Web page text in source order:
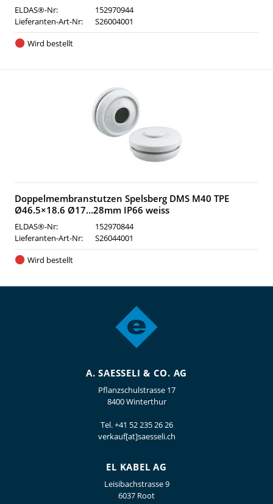
ELDAS®-Nr:
152970944
Lieferanten-Art-Nr:
S26004001
Wird bestellt
Doppelmembranstutzen Spelsberg DMS M40 TPE
Ø46.5×18.6 Ø17…28mm IP66 weiss
ELDAS®-Nr:
152970844
Lieferanten-Art-Nr:
S26044001
Wird bestellt
A. SAESSELI & CO. AG
Pflanzschulstrasse 17
8400 Winterthur
Tel.+41 52 235 26 26
verkauf[at]saesseli.ch
EL KABEL AG
Leisibachstrasse 9
6037 Root